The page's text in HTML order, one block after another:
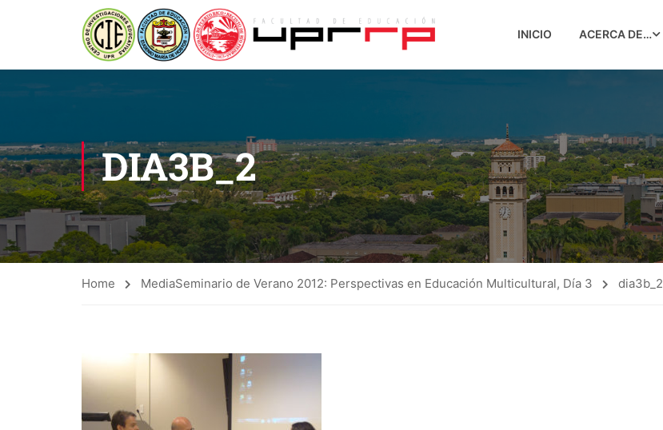
INICIO ACERCA DE…
DIA3B_2
Home MediaSeminario de Verano 2012: Perspectivas en Educación Multicultural, Día 3 dia3b_2